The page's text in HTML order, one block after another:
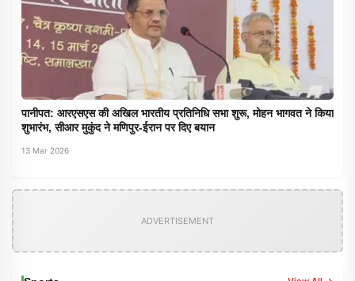
पानीपत: आरएसएस की अखिल भारतीय प्रतिनिधि सभा शुरू, मोहन भागवत ने किया
शुभारंभ, सीआर मुकुंद ने मणिपुर-ईरान पर दिए बयान
13 Mar 2026
ADVERTISEMENT